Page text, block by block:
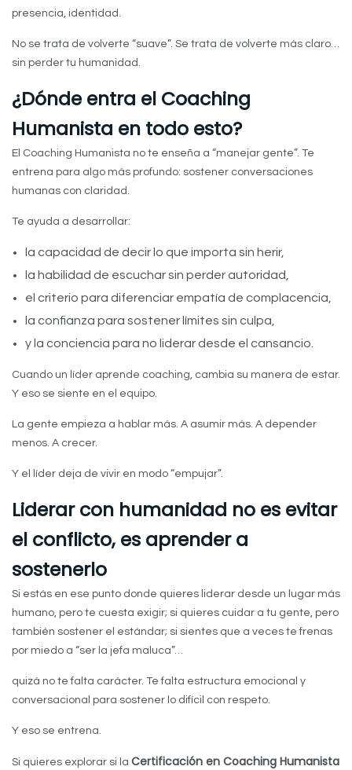
presencia, identidad.
No se trata de volverte “suave”. Se trata de volverte más claro…
sin perder tu humanidad.
¿Dónde entra el Coaching
Humanista en todo esto?
El Coaching Humanista no te enseña a “manejar gente”. Te
entrena para algo más profundo: sostener conversaciones
humanas con claridad.
Te ayuda a desarrollar:
la capacidad de decir lo que importa sin herir,
la habilidad de escuchar sin perder autoridad,
el criterio para diferenciar empatía de complacencia,
la confianza para sostener límites sin culpa,
y la conciencia para no liderar desde el cansancio.
Cuando un líder aprende coaching, cambia su manera de estar.
Y eso se siente en el equipo.
La gente empieza a hablar más. A asumir más. A depender
menos. A crecer.
Y el líder deja de vivir en modo “empujar”.
Liderar con humanidad no es evitar
el conflicto, es aprender a
sostenerlo
Si estás en ese punto donde quieres liderar desde un lugar más
humano, pero te cuesta exigir; si quieres cuidar a tu gente, pero
también sostener el estándar; si sientes que a veces te frenas
por miedo a “ser la jefa maluca”…
quizá no te falta carácter. Te falta estructura emocional y
conversacional para sostener lo difícil con respeto.
Y eso se entrena.
Si quieres explorar si la Certificación en Coaching Humanista